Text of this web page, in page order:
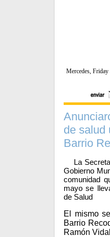
Mercedes,
de salud
Barrio
La
Gobierno
comunidad
mayo se
de Salud
El mismo
Barrio
Ramón